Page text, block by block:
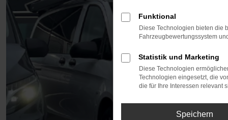
Funktional
Diese Technologien bieten die
Fahrzeugbewertungssystem
Statistik und Marketing
Diese Technologien
Technologien eingesetzt, die
die für Ihre Interessen relevant
Speichern